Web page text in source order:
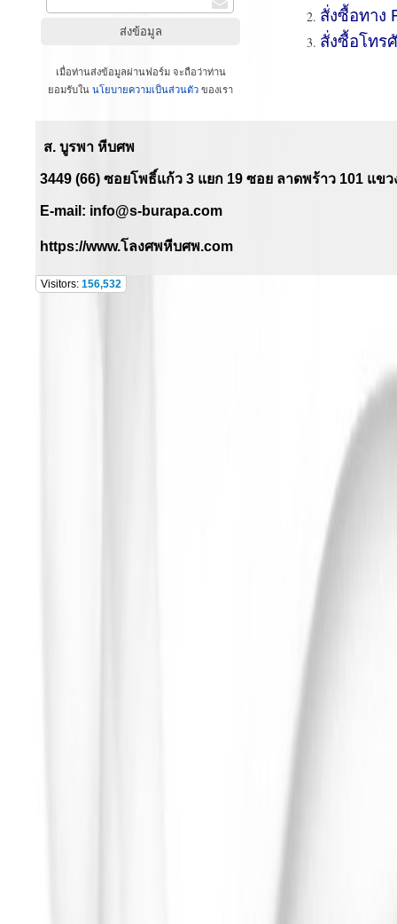
เมื่อท่านส่งข้อมูลผ่านฟอร์ม จะถือว่าท่าน
ยอมรับใน นโยบายความเป็นส่วนตัวของเรา
สั่งซื้อทาง
สั่งซื้อโทร
ส. บูรพา หีบศพ
3449 (66) ซอยโพธิ์แก้ว 3 แยก 19 ซอย ลาดพร้าว 101 แขว
E-mail: info@s-burapa.com
https://www.โลงศพหีบศพ.com
Visitors: 156,532